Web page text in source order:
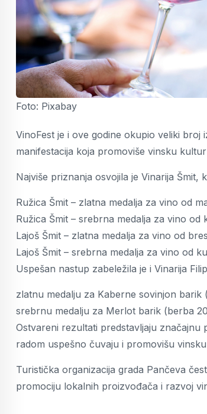
Foto: Pixabay
VinoFest je i ove godine okupio veliki
manifestacija koja promoviše vinsku
Najviše priznanja osvojila je Vinarija Šmit,
Ružica Šmit – zlatna medalja za vino od
Ružica Šmit – srebrna medalja za vino od
Lajoš Šmit – zlatna medalja za vino od
Lajoš Šmit – srebrna medalja za vino od
Uspešan nastup zabeležila je i Vinarija
zlatnu medalju za Kaberne sovinjon barik
srebrnu medalju za Merlot barik (berba
Ostvareni rezultati predstavljaju
radom uspešno čuvaju i promovišu
Turistička organizacija grada Pančeva
promociju lokalnih proizvođača i razvoj